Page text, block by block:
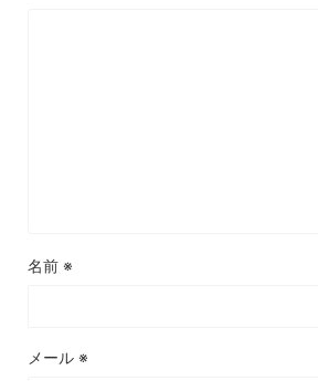
名前 ※
メール ※